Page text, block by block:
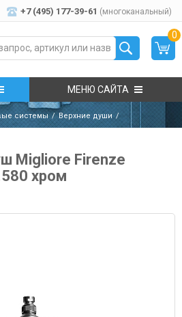
+7 (495) 177-39-61 (многоканальный)
0
МЕНЮ САЙТА
системы Верхние души
Migliore Firenze
хром